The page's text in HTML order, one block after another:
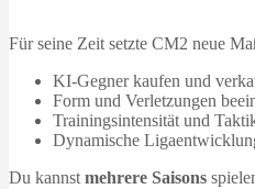
Für seine Zeit setzte CM2 neue
KI-Gegner kaufen und
Form und Verletzungen
Trainingsintensität und
Dynamische
Du kannstmehrere Saisons